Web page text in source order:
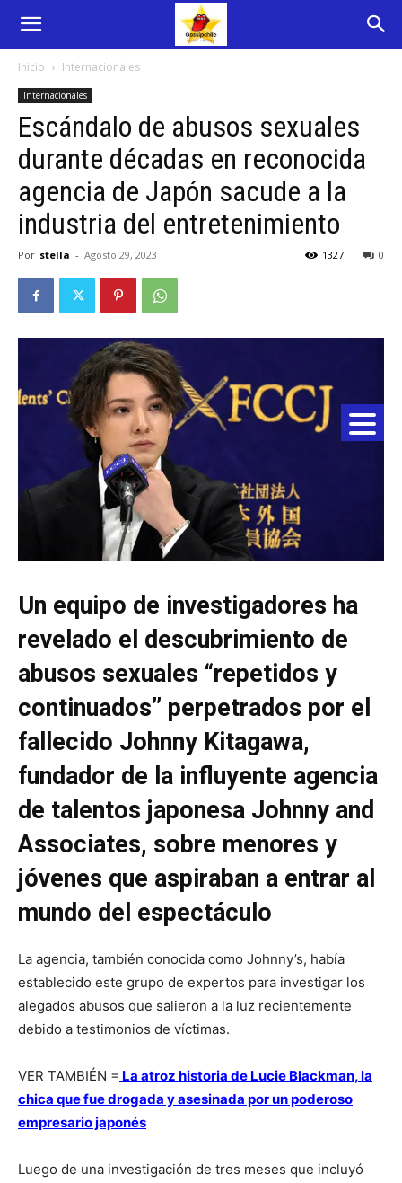
Inicio Internacionales
Internacionales
Escándalo de abusos sexuales
durante décadas en reconocida
agencia de Japón sacude a la
industria del entretenimiento
Por stella - Agosto 29, 2023 0
1327
Un equipo de investigadores ha
revelado el descubrimiento de
abusos sexuales “repetidos y
continuados” perpetrados por el
fallecido Johnny Kitagawa,
fundador de la influyente agencia
de talentos japonesa Johnny and
Associates, sobre menores y
jóvenes que aspiraban a entrar al
mundo del espectáculo
La agencia, también conocida como Johnny’s, había
establecido este grupo de expertos para investigar los
alegados abusos que salieron a la luz recientemente
debido a testimonios de víctimas.
VER TAMBIÉN = La atroz historia de Lucie Blackman, la
chica que fue drogada y asesinada por un poderoso
empresario japonés
Luego de una investigación de tres meses que incluyó